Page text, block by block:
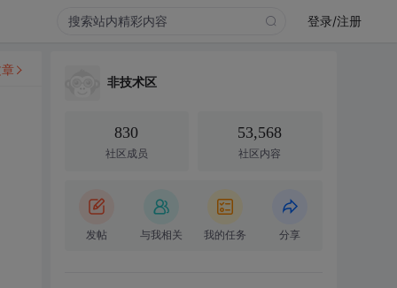
登录/注册
非技术区
830
社区成员
53,568
社区内容
发帖 与我相关 我的任务 分享